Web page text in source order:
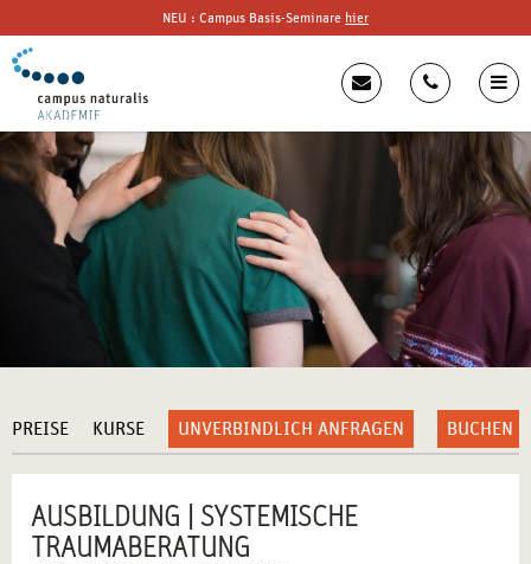
NEU : Campus Basis-Seminare hier
PREISE KURSE UNVERBINDLICH ANFRAGEN BUCHEN
AUSBILDUNG | SYSTEMISCHE
TRAUMABERATUNG